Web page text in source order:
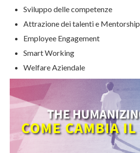
Sviluppo delle competenze
Attrazione dei talenti e Mentorship
Employee Engagement
Smart Working
Welfare Aziendale